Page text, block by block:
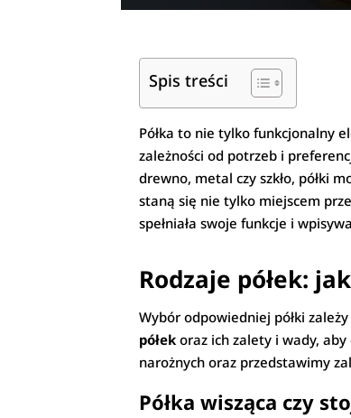
Spis treści
Półka to nie tylko funkcjonalny
zależności od potrzeb i
drewno, metal czy szkło, półki
staną się nie tylko miejscem
spełniała swoje funkcje i
Rodzaje półek:
Wybór odpowiedniej półki
półek oraz ich zalety i wady,
narożnych oraz przedstawimy
Półka wisząca czy